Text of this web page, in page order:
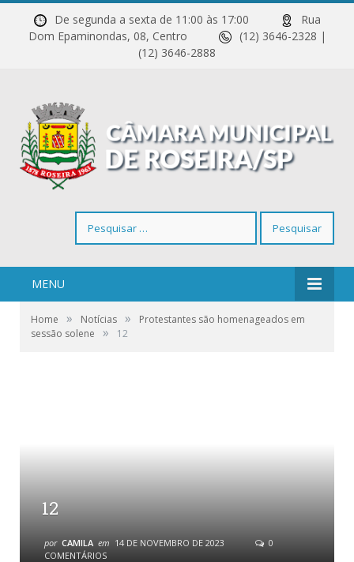
De segunda a sexta de 11:00 às 17:00
Rua
Dom Epaminondas, 08, Centro
(12) 3646-2328 |
(12) 3646-2888
por:
MENU
Home » Notícias »
Protestantes são homenageados em
sessão solene
» 12
12
por CAMILA em 14 DE NOVEMBRO DE 2023
0
COMENTÁRIOS